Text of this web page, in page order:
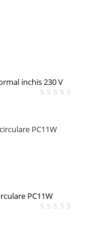
inchis 230 V
PC11W